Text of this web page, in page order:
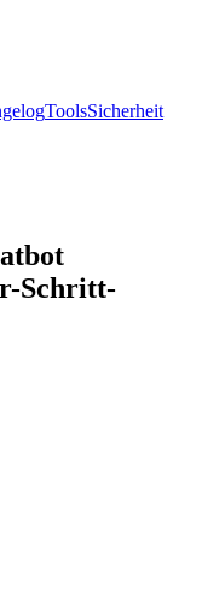
ToolsSicherheit
Schritt-